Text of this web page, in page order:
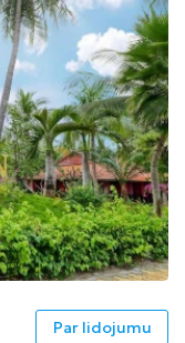
Par lidojumu